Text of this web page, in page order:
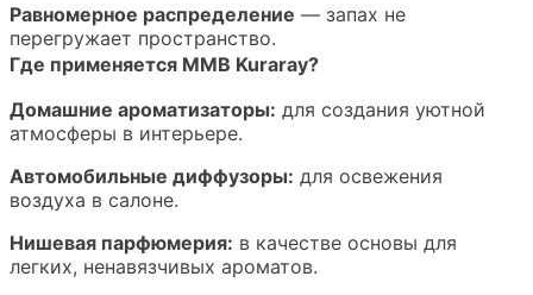
Равномерное распределение — запах не
перегружает пространство.
Где применяется MMB Kuraray?
Домашние ароматизаторы: для создания уютной
атмосферы в интерьере.
Автомобильные диффузоры: для освежения
воздуха в салоне.
Нишевая парфюмерия: в качестве основы для
легких, ненавязчивых ароматов.